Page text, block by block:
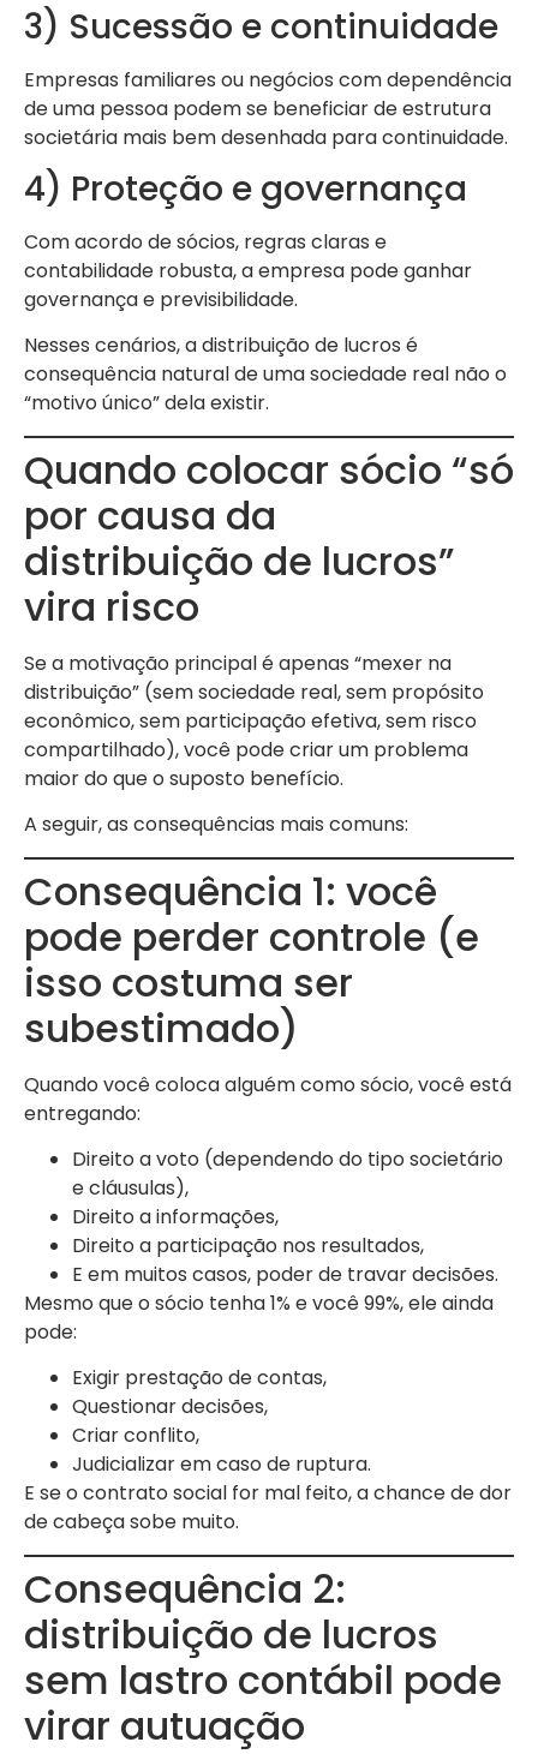
3) Sucessão e continuidade
Empresas familiares ou negócios com dependência
de uma pessoa podem se beneficiar de estrutura
societária mais bem desenhada para continuidade.
4) Proteção e governança
Com acordo de sócios, regras claras e
contabilidade robusta, a empresa pode ganhar
governança e previsibilidade.
Nesses cenários, a distribuição de lucros é
consequência natural de uma sociedade real não o
“motivo único” dela existir.
Quando colocar sócio “só
por causa da
distribuição de lucros”
vira risco
Se a motivação principal é apenas “mexer na
distribuição” (sem sociedade real, sem propósito
econômico, sem participação efetiva, sem risco
compartilhado), você pode criar um problema
maior do que o suposto benefício.
A seguir, as consequências mais comuns:
Consequência 1: você
pode perder controle (e
isso costuma ser
subestimado)
Quando você coloca alguém como sócio, você está
entregando:
Direito a voto (dependendo do tipo societário
e cláusulas),
Direito a informações,
Direito a participação nos resultados,
E em muitos casos, poder de travar decisões.
Mesmo que o sócio tenha 1% e você 99%, ele ainda
pode:
Exigir prestação de contas,
Questionar decisões,
Criar conflito,
Judicializar em caso de ruptura.
E se o contrato social for mal feito, a chance de dor
de cabeça sobe muito.
Consequência 2:
distribuição de lucros
sem lastro contábil pode
virar autuação